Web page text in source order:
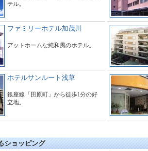
テル。
ファミリーホテル加茂川
アットホームな純和風のホテル。
ホテルサンルート浅草
銀座線「田原町」から徒歩1分の好
立地。
ショッピング